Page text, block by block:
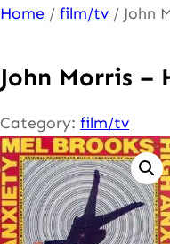
Ga
de
inhoud
Home / film/tv / John
John Morris
Category: film/tv